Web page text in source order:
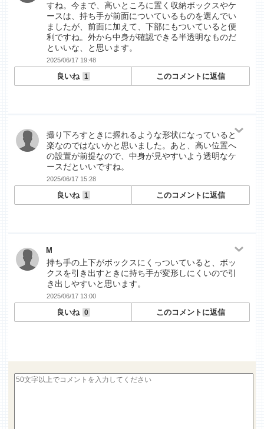
すね。今まで、高いところに置く収納ボックスやケ
ースは、持ち手が前面についているものを選んでい
ましたが、前面に加えて、下部にもついていると便
利ですね。外から中身が確認できる半透明なものだ
といいな、と思います。
2025/06/17 19:48
良いね 1 このコメントに返信
撮り下ろすときに握れるような形状になっていると
楽なのではないかと思いました。あと、高い位置へ
の設置が前提なので、中身が見やすいよう透明なケ
ースだといいですね。
2025/06/17 15:28
良いね 1 このコメントに返信
M
持ち手の上下がボックスにくっついていると、ボッ
クスを引き出すときに持ち手が変形しにくいので引
き出しやすいと思います。
2025/06/17 13:00
良いね 0 このコメントに返信